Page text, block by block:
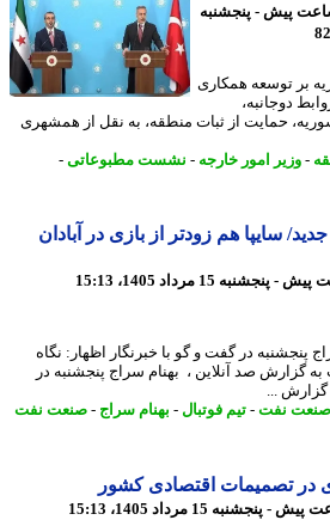
پیش - پنجشنبه
توسعه همکاری
حمایت از ثبات منطقه، به نقل از همشهری
وزیر امور خارجه-نشست مطبوعاتی-
سایپا هم زودتر از بازی در آبادان
در گفت و گو با خبرنگار اظهار: نگاه
صد آنلاین ، بهنام سراج پنجشنبه در
...
نفت -تیم فوتبال-بهنام سراج- صنعت نفت
تصمیمات اقتصادی کشور